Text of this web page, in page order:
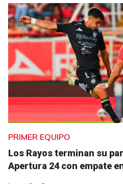
PRIMER EQUIPO
Los Rayos terminan su
Apertura 24 con empate